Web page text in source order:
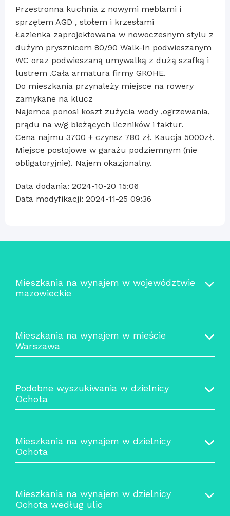
Przestronna kuchnia z nowymi meblami i
sprzętem AGD , stołem i krzesłami
Łazienka zaprojektowana w nowoczesnym stylu z
dużym prysznicem 80/90 Walk-In podwieszanym
WC oraz podwieszaną umywalką z dużą szafką i
lustrem .Cała armatura firmy GROHE.
Do mieszkania przynależy miejsce na rowery
zamykane na klucz
Najemca ponosi koszt zużycia wody ,ogrzewania,
prądu na w/g bieżących liczników i faktur.
Cena najmu 3700 + czynsz 780 zł. Kaucja 5000zł.
Miejsce postojowe w garażu podziemnym (nie
obligatoryjnie). Najem okazjonalny.
Data dodania: 2024-10-20 15:06
Data modyfikacji: 2024-11-25 09:36
Mieszkania na wynajem w województwie
mazowieckie
Mieszkania na wynajem w mieście
Warszawa
Podobne wyszukiwania w dzielnicy
Ochota
Mieszkania na wynajem w dzielnicy
Ochota
Mieszkania na wynajem w dzielnicy
Ochota według ulic